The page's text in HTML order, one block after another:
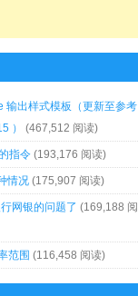
输出样式模板（更新至参考
）
(467,512 阅读)
指令 (193,176 阅读)
情况 (175,907 阅读)
网银的问题了 (169,188 阅
范围 (116,458 阅读)